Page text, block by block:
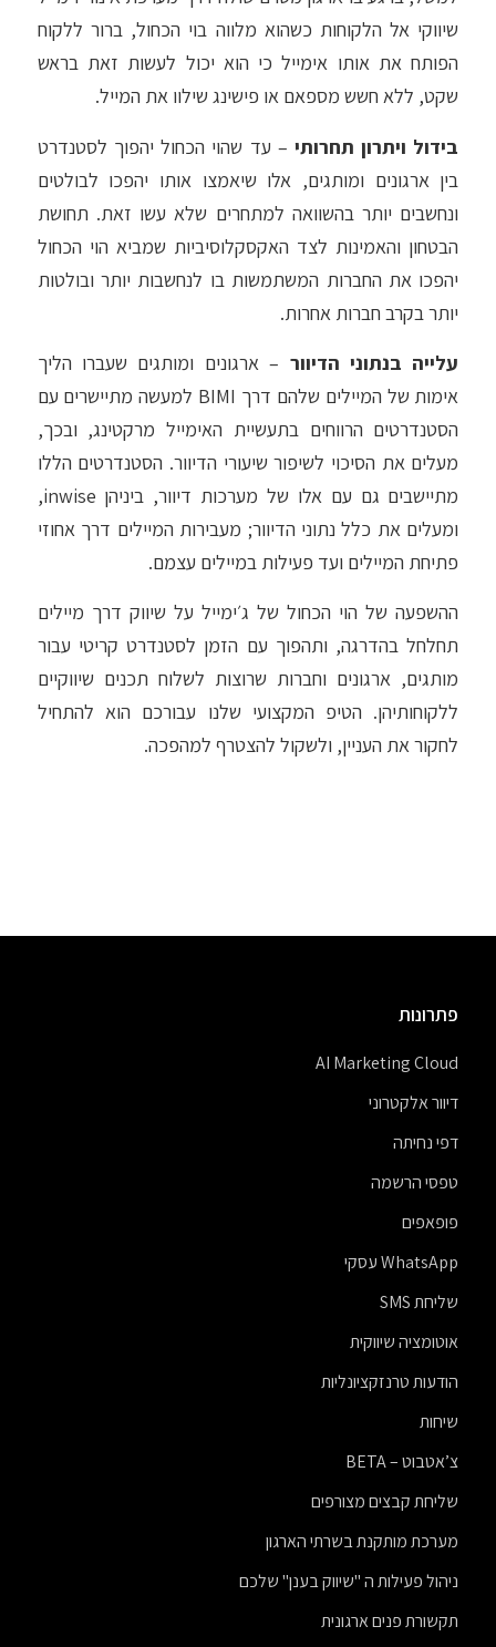
שיווקי אל הלקוחות כשהוא מלווה בוי הכחול, ברור ללקוח
הפותח את אותו אימייל כי הוא יכול לעשות זאת בראש
שקט, ללא חשש מספאם או פישינג שילוו את המייל.
בידול ויתרון תחרותי – עד שהוי הכחול יהפוך לסטנדרט
בין ארגונים ומותגים, אלו שיאמצו אותו יהפכו לבולטים
ונחשבים יותר בהשוואה למתחרים שלא עשו זאת. תחושת
הבטחון והאמינות לצד האקסקלוסיביות שמביא הוי הכחול
יהפכו את החברות המשתמשות בו לנחשבות יותר ובולטות
יותר בקרב חברות אחרות.
עלייה בנתוני הדיוור – ארגונים ומותגים שעברו הליך
אימות של המיילים שלהם דרך BIMI למעשה מתיישרים עם
הסטנדרטים הרווחים בתעשיית האימייל מרקטינג, ובכך,
מעלים את הסיכוי לשיפור שיעורי הדיוור. הסטנדרטים הללו
מתיישבים גם עם אלו של מערכות דיוור, ביניהן inwise,
ומעלים את כלל נתוני הדיוור; מעבירות המיילים דרך אחוזי
פתיחת המיילים ועד פעילות במיילים עצמם.
ההשפעה של הוי הכחול של ג׳ימייל על שיווק דרך מיילים
תחלחל בהדרגה, ותהפוך עם הזמן לסטנדרט קריטי עבור
מותגים, ארגונים וחברות שרוצות לשלוח תכנים שיווקיים
ללקוחותיהן. הטיפ המקצועי שלנו עבורכם הוא להתחיל
לחקור את העניין, ולשקול להצטרף למהפכה.
פתרונות
AI Marketing Cloud
דיוור אלקטרוני
דפי נחיתה
טפסי הרשמה
פופאפים
WhatsApp עסקי
שליחת SMS
אוטומציה שיווקית
הודעות טרנזקציונליות
שיחות
צ’אטבוט – BETA
שליחת קבצים מצורפים
מערכת מותקנת בשרתי הארגון
ניהול פעילות ה "שיווק בענן" שלכם
תקשורת פנים ארגונית